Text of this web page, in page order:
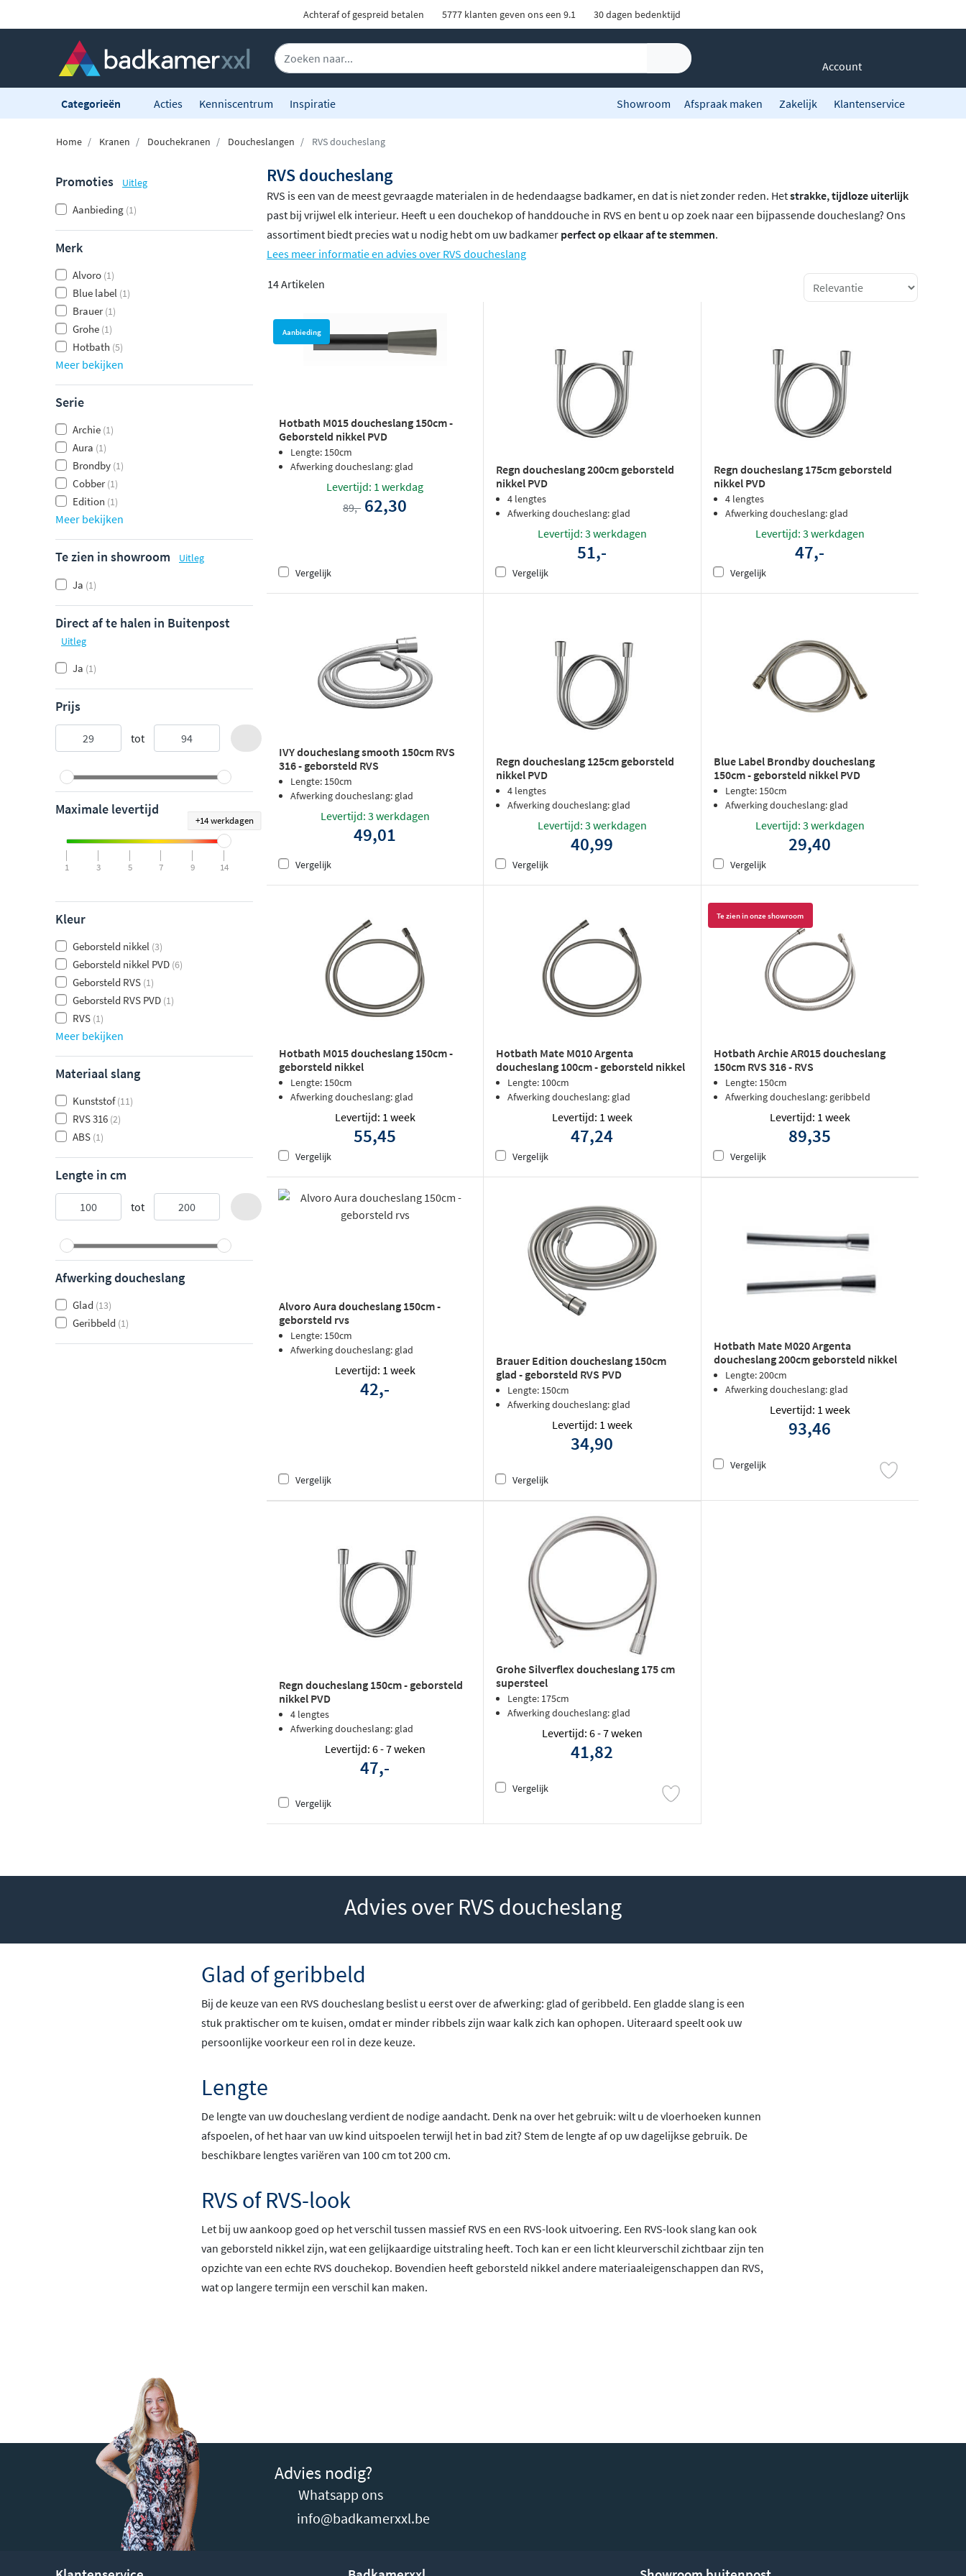
Achteraf of gespreid betalen 5777 klanten geven ons een 9.1 30 dagen bedenktijd
Account
Categorieën Acties Kenniscentrum Inspiratie Showroom Afspraak maken Zakelijk Klantenservice
Home Kranen Douchekranen Doucheslangen RVS doucheslang
Promoties Uitleg
Aanbieding (1)
Merk
Alvoro (1)
Blue label (1)
Brauer(1)
Grohe (1)
Hotbath (5)
Meer bekijken
Serie
Archie (1)
Aura (1)
Brondby (1)
Cobber(1)
Edition (1)
Meer bekijken
Te zien in showroom Uitleg
Ja (1)
Direct af te halen in Buitenpost
Uitleg
Ja (1)
Prijs
tot
Maximale levertijd
+14 werkdagen
1 3 5 7 9 14
Kleur
Geborsteld nikkel (3)
Geborsteld nikkel PVD (6)
Geborsteld RVS (1)
Geborsteld RVS PVD (1)
RVS (1)
Meer bekijken
Materiaal slang
Kunststof(11)
RVS 316 (2)
ABS (1)
Lengte in cm
tot
Afwerking doucheslang
Glad (13)
Geribbeld (1)
RVS doucheslang
RVS is een van de meest gevraagde materialen in de hedendaagse badkamer, en dat is niet zonder reden. Hetstrakke, tijdloze uiterlijk
past bij vrijwel elk interieur. Heeft u een douchekop of handdouche in RVS en bent u op zoek naar een bijpassende doucheslang? Ons
assortiment biedt precies wat u nodig hebt om uw badkamer perfect op elkaar af te stemmen.
Lees meer informatie en advies over RVS doucheslang
14 Artikelen
Aanbieding
Hotbath M015 doucheslang 150cm -
Geborsteld nikkel PVD
Lengte: 150cm
Afwerking doucheslang: glad
Levertijd: 1 werkdag
89,- 62,30
Vergelijk
Regn doucheslang 200cm geborsteld
nikkel PVD
4 lengtes
Afwerking doucheslang: glad
Levertijd: 3 werkdagen
51,-
Vergelijk
Regn doucheslang 175cm geborsteld
nikkel PVD
4 lengtes
Afwerking doucheslang: glad
Levertijd: 3 werkdagen
47,-
Vergelijk
IVY doucheslang smooth 150cm RVS
316 - geborsteld RVS
Lengte: 150cm
Afwerking doucheslang: glad
Levertijd: 3 werkdagen
49,01
Vergelijk
Regn doucheslang 125cm geborsteld
nikkel PVD
4 lengtes
Afwerking doucheslang: glad
Levertijd: 3 werkdagen
40,99
Vergelijk
Blue Label Brondby doucheslang
150cm - geborsteld nikkel PVD
Lengte: 150cm
Afwerking doucheslang: glad
Levertijd: 3 werkdagen
29,40
Vergelijk
Hotbath M015 doucheslang 150cm -
geborsteld nikkel
Lengte: 150cm
Afwerking doucheslang: glad
Levertijd: 1 week
55,45
Vergelijk
Hotbath Mate M010 Argenta
doucheslang 100cm - geborsteld nikkel
Lengte: 100cm
Afwerking doucheslang: glad
Levertijd: 1 week
47,24
Vergelijk
Te zien in onze showroom
Hotbath Archie AR015 doucheslang
150cm RVS 316 - RVS
Lengte: 150cm
Afwerking doucheslang: geribbeld
Levertijd: 1 week
89,35
Vergelijk
Alvoro Aura doucheslang 150cm -
geborsteld rvs
Lengte: 150cm
Afwerking doucheslang: glad
Levertijd: 1 week
42,-
Vergelijk
Brauer Edition doucheslang 150cm
glad - geborsteld RVS PVD
Lengte: 150cm
Afwerking doucheslang: glad
Levertijd: 1 week
34,90
Vergelijk
Hotbath Mate M020 Argenta
doucheslang 200cm geborsteld nikkel
Lengte: 200cm
Afwerking doucheslang: glad
Levertijd: 1 week
93,46
Vergelijk
Regn doucheslang 150cm - geborsteld
nikkel PVD
4 lengtes
Afwerking doucheslang: glad
Levertijd: 6 - 7 weken
47,-
Vergelijk
Grohe Silverflex doucheslang 175 cm
supersteel
Lengte: 175cm
Afwerking doucheslang: glad
Levertijd: 6 - 7 weken
41,82
Vergelijk
Advies over RVS doucheslang
Glad of geribbeld
Bij de keuze van een RVS doucheslang beslist u eerst over de afwerking: glad of geribbeld. Een gladde slang is een
stuk praktischer om te kuisen, omdat er minder ribbels zijn waar kalk zich kan ophopen. Uiteraard speelt ook uw
persoonlijke voorkeur een rol in deze keuze.
Lengte
De lengte van uw doucheslang verdient de nodige aandacht. Denk na over het gebruik: wilt u de vloerhoeken kunnen
afspoelen, of het haar van uw kind uitspoelen terwijl het in bad zit? Stem de lengte af op uw dagelijkse gebruik. De
beschikbare lengtes variëren van 100 cm tot 200 cm.
RVS of RVS-look
Let bij uw aankoop goed op het verschil tussen massief RVS en een RVS-look uitvoering. Een RVS-look slang kan ook
van geborsteld nikkel zijn, wat een gelijkaardige uitstraling heeft. Toch kan er een licht kleurverschil zichtbaar zijn ten
opzichte van een echte RVS douchekop. Bovendien heeft geborsteld nikkel andere materiaaleigenschappen dan RVS,
wat op langere termijn een verschil kan maken.
Advies nodig?
Whatsapp ons
info@badkamerxxl.be